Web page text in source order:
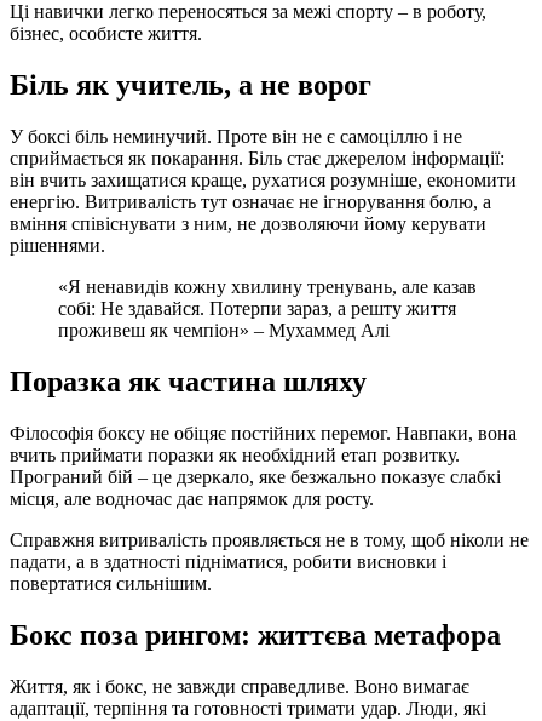
Ці навички легко переносяться за межі спорту – в роботу,
бізнес, особисте життя.
Біль як учитель, а не ворог
У боксі біль неминучий. Проте він не є самоціллю і не
сприймається як покарання. Біль стає джерелом інформації:
він вчить захищатися краще, рухатися розумніше, економити
енергію. Витривалість тут означає не ігнорування болю, а
вміння співіснувати з ним, не дозволяючи йому керувати
рішеннями.
«Я ненавидів кожну хвилину тренувань, але казав
собі: Не здавайся. Потерпи зараз, а решту життя
проживеш як чемпіон» – Мухаммед Алі
Поразка як частина шляху
Філософія боксу не обіцяє постійних перемог. Навпаки, вона
вчить приймати поразки як необхідний етап розвитку.
Програний бій – це дзеркало, яке безжально показує слабкі
місця, але водночас дає напрямок для росту.
Справжня витривалість проявляється не в тому, щоб ніколи не
падати, а в здатності підніматися, робити висновки і
повертатися сильнішим.
Бокс поза рингом: життєва метафора
Життя, як і бокс, не завжди справедливе. Воно вимагає
адаптації, терпіння та готовності тримати удар. Люди, які